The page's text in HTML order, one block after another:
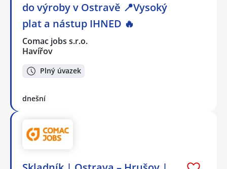
do výroby v Ostravě 📍Vysoký
plat a nástup IHNED 🔥
Comac jobs s.r.o.
Havířov
Plný úvazek
dnešní